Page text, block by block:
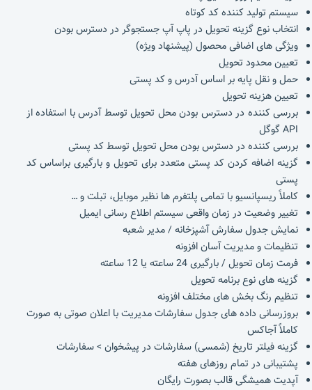
سیستم تولید کننده کد کوتاه
انتخاب نوع گزینه تحویل در پاپ آپ جستجوگر در دسترس بودن
ویژگی های اضافی محصول (پیشنهاد ویژه)
تعیین محدود تحویل
حمل و نقل پایه بر اساس آدرس و کد پستی
تعیین هزینه تحویل
بررسی کننده در دسترس بودن محل تحویل توسط آدرس با استفاده از
API گوگل
بررسی کننده در دسترس بودن محل تحویل توسط کد پستی
گزینه اضافه کردن کد پستی متعدد برای تحویل و بارگیری براساس کد
پستی
کاملاً ریسپانسیو با تمامی پلتفرم ها نظیر موبایل، تبلت و …
تغییر وضعیت در زمان واقعی سیستم اطلاع رسانی ایمیل
نمایش جدول سفارش آشپزخانه / مدیر شعبه
تنظیمات و مدیریت آسان افزونه
فرمت زمان تحویل / بارگیری 24 ساعته یا 12 ساعته
گزینه های نوع برنامه تحویل
تنظیم رنگ بخش های مختلف افزونه
بروزرسانی داده های جدول سفارشات مدیریت با اعلان صوتی به صورت
کاملاً آجاکس
گزینه فیلتر تاریخ (شمسی) سفارشات در پیشخوان > سفارشات
پشتیبانی در تمام روزهای هفته
آپدیت همیشگی قالب بصورت رایگان